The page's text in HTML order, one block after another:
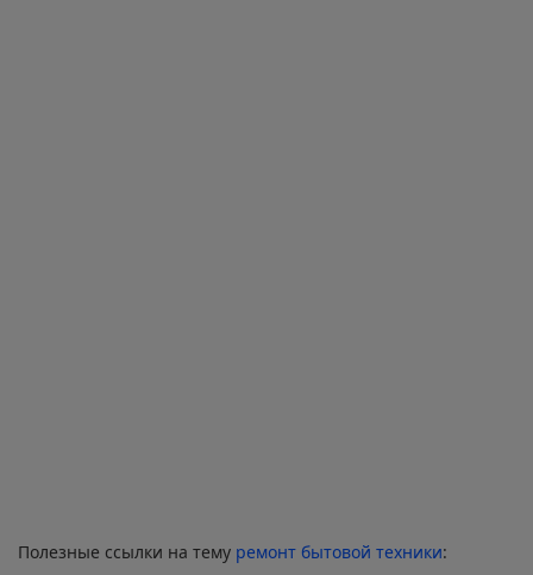
Полезные ссылки на тему ремонт бытовой техники: